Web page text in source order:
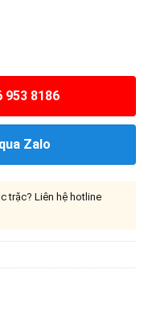
953 8186
Zalo
trặc? Liên hệ hotline